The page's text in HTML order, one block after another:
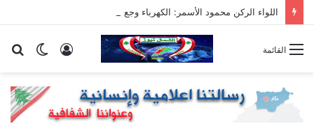
اللواء الركن محمود الأسمر: الكهرباء وجع الناس وصمت المسؤولين
الوضع تسجيل
القائمة